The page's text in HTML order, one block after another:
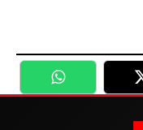
WhatsApp